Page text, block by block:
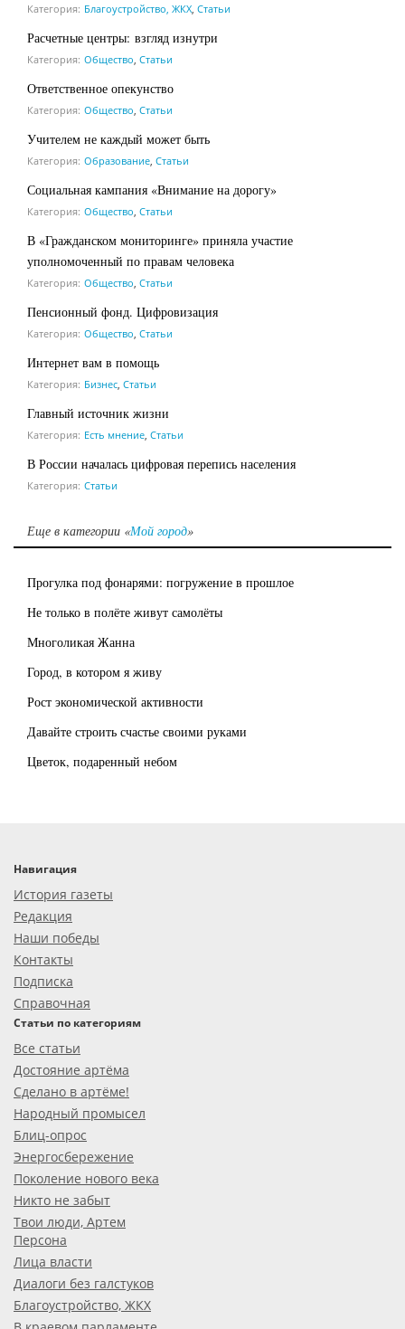
Категория: Благоустройство, ЖКХ Статьи
Расчетные центры: взгляд изнутри
Категория: Общество Статьи
Ответственное опекунство
Категория: Общество Статьи
Учителем не каждый может быть
Категория: Образование Статьи
Социальная кампания «Внимание на дорогу»
Категория: Общество Статьи
В «Гражданском мониторинге» приняла участие
уполномоченный по правам человека
Категория: Общество Статьи
Пенсионный фонд. Цифровизация
Категория: Общество Статьи
Интернет вам в помощь
Категория: Бизнес Статьи
Главный источник жизни
Категория: Есть мнение Статьи
В России началась цифровая перепись населения
Категория: Статьи
Еще в категории «Мой город»
Прогулка под фонарями: погружение в прошлое
Не только в полёте живут самолёты
Многоликая Жанна
Город, в котором я живу
Рост экономической активности
Давайте строить счастье своими руками
Цветок, подаренный небом
Навигация
История газеты
Редакция
Наши победы
Контакты
Подписка
Справочная
Статьи по категориям
Все статьи
Достояние артёма
Сделано в артёме!
Народный промысел
Блиц-опрос
Энергосбережение
Поколение нового века
Никто не забыт
Твои люди, Артем
Персона
Лица власти
Диалоги без галстуков
Благоустройство, ЖКХ